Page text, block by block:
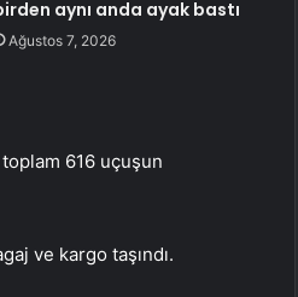
aynı anda ayak bastı
Ağustos 7, 2026
616 uçuşun
ve kargo taşındı.